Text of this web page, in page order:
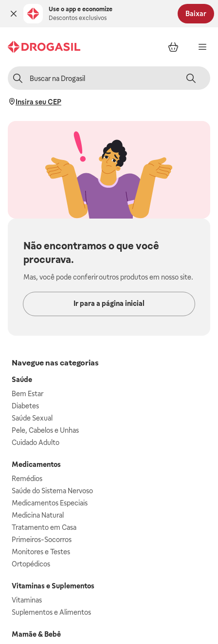
Use o app e economize
Descontos exclusivos
Baixar
Insira seu CEP
Não encontramos o que você
procurava.
Mas, você pode conferir outros produtos em nosso site.
Ir para a página inicial
Navegue nas categorias
Saúde
Bem Estar
Diabetes
Saúde Sexual
Pele, Cabelos e Unhas
Cuidado Adulto
Medicamentos
Remédios
Saúde do Sistema Nervoso
Medicamentos Especiais
Medicina Natural
Tratamento em Casa
Primeiros-Socorros
Monitores e Testes
Ortopédicos
Vitaminas e Suplementos
Vitaminas
Suplementos e Alimentos
Mamãe & Bebê